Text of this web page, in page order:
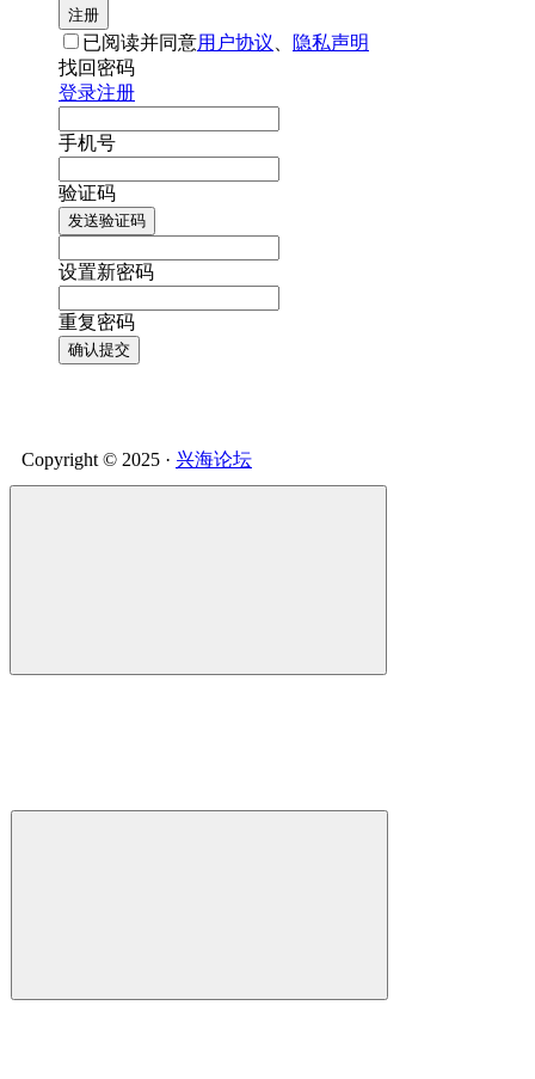
注册
已阅读并同意用户协议
隐私声明
找回密码
登录注册
手机号
验证码
发送验证码
设置新密码
重复密码
确认提交
Copyright © 2025 · 兴海论坛